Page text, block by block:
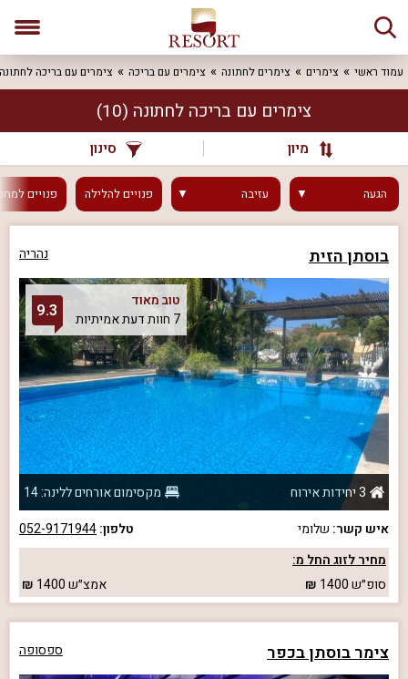
עמוד ראשי צימרים צימרים לחתונה צימרים עם בריכה צימרים עם בריכה לחתונה
צימרים עם בריכה לחתונה (10)
מיון סינון
הגעה עזיבה פנוייםלהלילה פנויים
בוסתן הזית נהריה
טוב מאוד
7 חוות דעת אמיתיות
9.3
3 יחידות אירוח
מקסימום אורחים ללינה: 14
איש קשר: שלומי טלפון:052-9171944
מחיר לזוג החל מ:
סופ״ש1400 אמצ״ש1400
צימר בוסתן בכפר ספסופה